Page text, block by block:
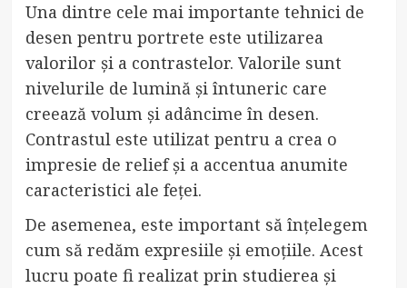
Una dintre cele mai importante tehnici de
desen pentru portrete este utilizarea
valorilor și a contrastelor. Valorile sunt
nivelurile de lumină și întuneric care
creează volum și adâncime în desen.
Contrastul este utilizat pentru a crea o
impresie de relief și a accentua anumite
caracteristici ale feței.
De asemenea, este important să înțelegem
cum să redăm expresiile și emoțiile. Acest
lucru poate fi realizat prin studierea și